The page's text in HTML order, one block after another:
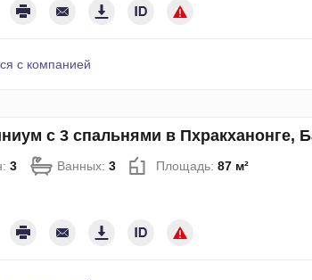
с компанией
с 3 спальнями в Пхракханонге,
3 Ванных: 3 Площадь: 87 м²